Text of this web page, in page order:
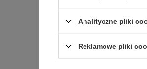
Analityczne pliki
Reklamowe pliki